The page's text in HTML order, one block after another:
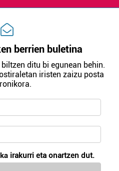
berrien buletina
ditu bi egunean behin.
iristen zaizu posta
irakurri eta onartzen dut.